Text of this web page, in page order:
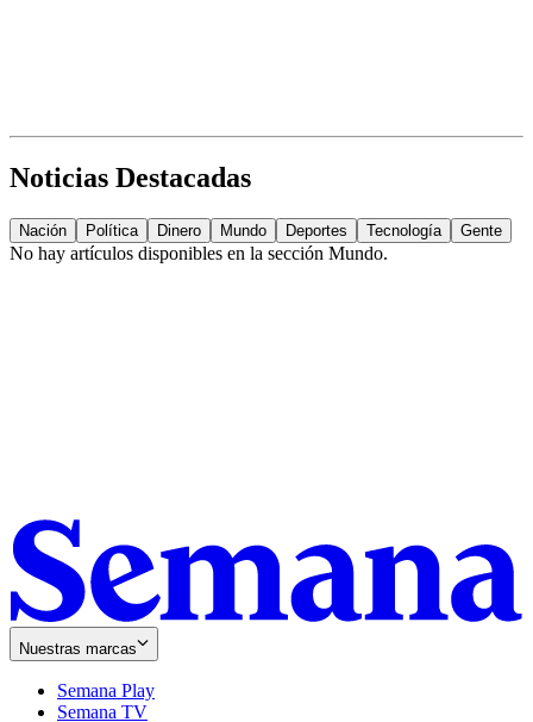
Noticias Destacadas
Nación Política Dinero Mundo Deportes Tecnología Gente
No hay artículos disponibles en la sección Mundo.
Nuestras marcas
Semana Play
Semana TV